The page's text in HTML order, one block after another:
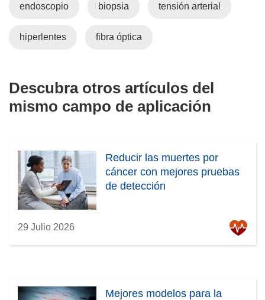
endoscopio biopsia tensión arterial
hiperlentes fibra óptica
Descubra otros artículos del
mismo campo de aplicación
Reducir las muertes por
cáncer con mejores pruebas
de detección
29 Julio 2026
Mejores modelos para la